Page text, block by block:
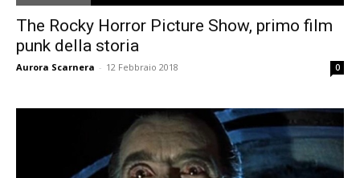
The Rocky Horror Picture Show, primo film
punk della storia
Aurora Scarnera - 12 Febbraio 2018 0